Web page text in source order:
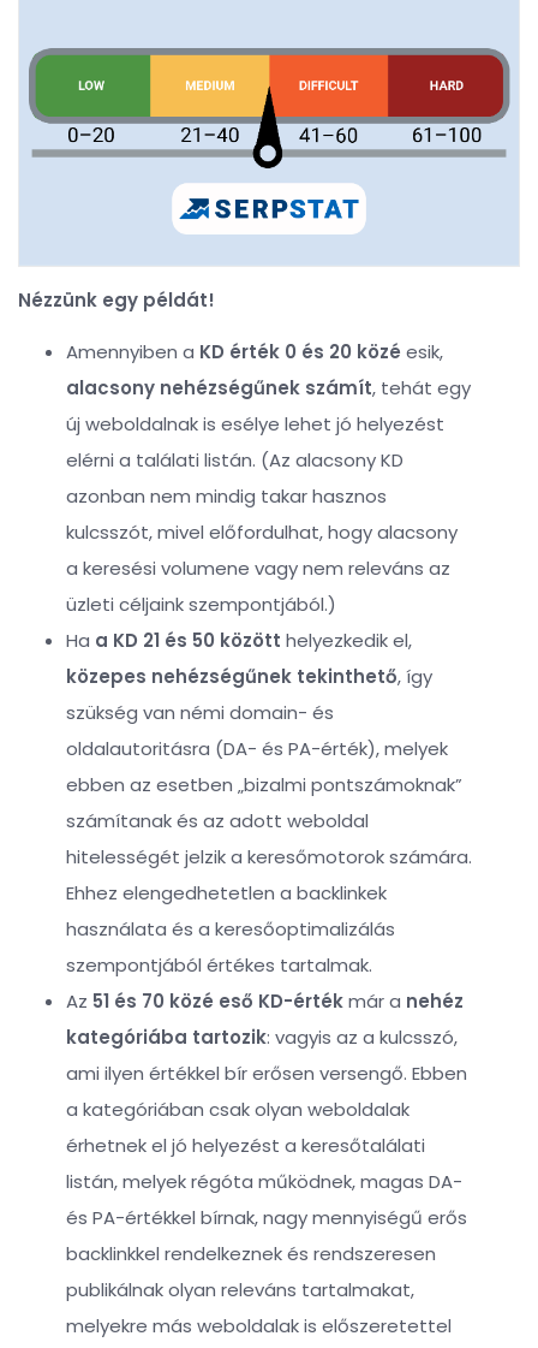
Nézzünk egy példát!
Amennyiben a KD érték 0 és 20 közé esik,
alacsony nehézségűnek számít, tehát egy
új weboldalnak is esélye lehet jó helyezést
elérni a találati listán. (Az alacsony KD
azonban nem mindig takar hasznos
kulcsszót, mivel előfordulhat, hogy alacsony
a keresési volumene vagy nem releváns az
üzleti céljaink szempontjából.)
Ha a KD 21 és 50 között helyezkedik el,
közepes nehézségűnek tekinthető, így
szükség van némi domain- és
oldalautoritásra (DA- és PA-érték), melyek
ebben az esetben „bizalmi pontszámoknak”
számítanak és az adott weboldal
hitelességét jelzik a keresőmotorok számára.
Ehhez elengedhetetlen a backlinkek
használata és a keresőoptimalizálás
szempontjából értékes tartalmak.
Az 51 és 70 közé eső KD-értékmár a nehéz
kategóriába tartozik: vagyis az a kulcsszó,
ami ilyen értékkel bír erősen versengő. Ebben
a kategóriában csak olyan weboldalak
érhetnek el jó helyezést a keresőtalálati
listán, melyek régóta működnek, magas DA-
és PA-értékkel bírnak, nagy mennyiségű erős
backlinkkel rendelkeznek és rendszeresen
publikálnak olyan releváns tartalmakat,
melyekre más weboldalak is előszeretettel